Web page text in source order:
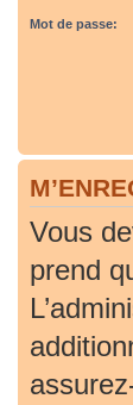
Mot de passe:
Vous
prend